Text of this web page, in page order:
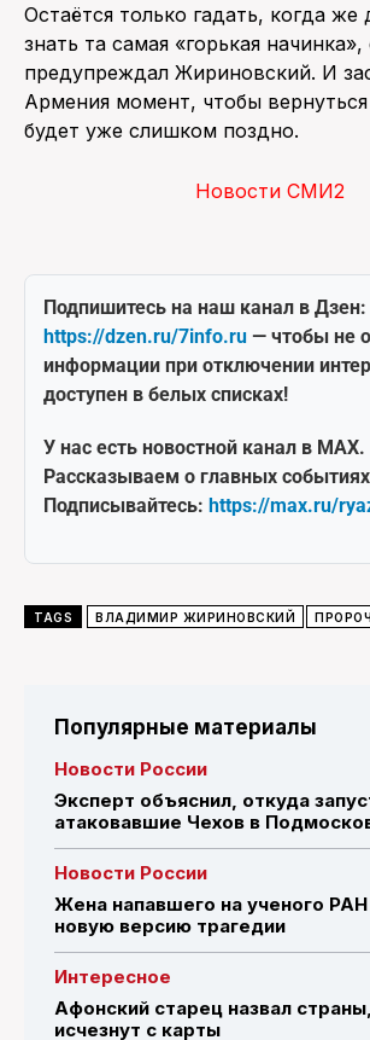
Остаётся только гадать, когда же
знать та самая «горькая
предупреждал Жириновский. И
Армения момент, чтобы
будет уже слишком поздно.
Новости СМИ2
Подпишитесь на наш канал в Дзен:
https://dzen.ru/7info.ru — чтобы не
информации при отключении
доступен в белых списках!
У нас есть новостной канал в MAX.
Рассказываем о главных
Подписывайтесь: https://max.ru/
TAGS ВЛАДИМИР ЖИРИНОВСКИЙ
Популярные материалы
Новости России
Эксперт объяснил, откуда
атаковавшие Чехов в
Новости России
Жена напавшего на ученого РАН
новую версию трагедии
Интересное
Афонский старец назвал
исчезнут с карты